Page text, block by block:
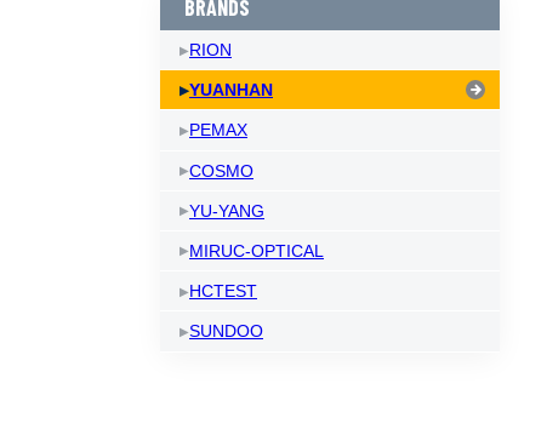
BRANDS
RION
YUANHAN
PEMAX
COSMO
YU-YANG
MIRUC-OPTICAL
HCTEST
SUNDOO